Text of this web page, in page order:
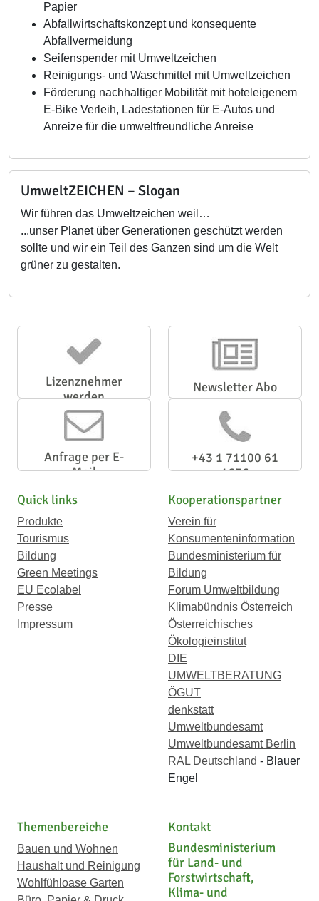
Papier
Abfallwirtschaftskonzept und konsequente
Abfallvermeidung
Seifenspender mit Umweltzeichen
Reinigungs- und Waschmittel mit Umweltzeichen
Förderung nachhaltiger Mobilität mit hoteleigenem
E-Bike Verleih, Ladestationen für E-Autos und
Anreize für die umweltfreundliche Anreise
UmweltZEICHEN – Slogan
Wir führen das Umweltzeichen weil…
...unser Planet über Generationen geschützt werden
sollte und wir ein Teil des Ganzen sind um die Welt
grüner zu gestalten.
Lizenznehmer
werden
Newsletter Abo
Anfrage per E-
Mail
+43 1 71100 61
1656
Quick links
Produkte
Tourismus
Bildung
Green Meetings
EU Ecolabel
Presse
Impressum
Kooperationspartner
Verein für
Konsumenteninformation
Bundesministerium für
Bildung
Forum Umweltbildung
Klimabündnis Österreich
Österreichisches
Ökologieinstitut
DIE
UMWELTBERATUNG
ÖGUT
denkstatt
Umweltbundesamt
Umweltbundesamt Berlin
RAL Deutschland - Blauer
Engel
Themenbereiche
Bauen und Wohnen
Haushalt und Reinigung
Wohlfühloase Garten
Kontakt
Bundesministerium
für Land- und
Forstwirtschaft,
Klima- und